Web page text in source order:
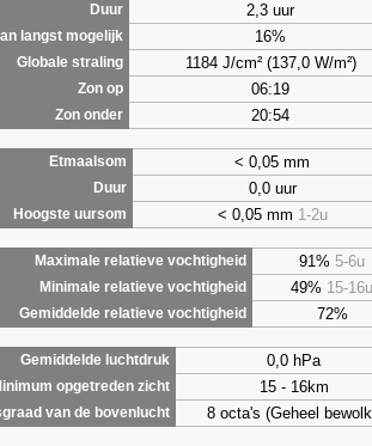
Duur 2,3 uur
langst mogelijk 16%
Globale straling 1184 J/cm² (137,0 W/m²)
Zon op 06:19
Zon onder 20:54
Etmaalsom < 0,05 mm
Duur 0,0 uur
Hoogste uursom < 0,05 mm 1-2u
Maximale relatieve vochtigheid 91% 5-6u
Minimale relatieve vochtigheid 49% 15-16u
Gemiddelde relatieve vochtigheid 72%
Gemiddelde luchtdruk 0,0 hPa
opgetreden zicht 15 - 16km
van de bovenlucht 8 octa's (Geheel